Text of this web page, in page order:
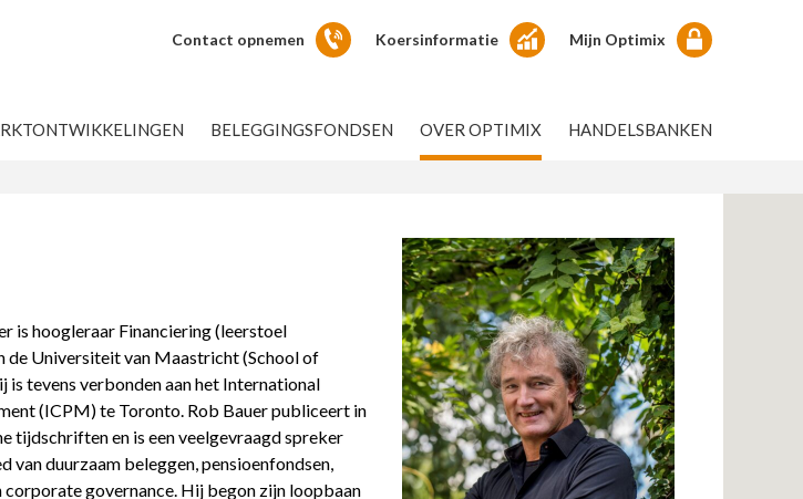
BELEGGINGSFONDSEN OVER OPTIMIX HANDELSBANKEN
Contact opnemen Koersinformatie Mijn Optimix
is hoogleraar Financiering (leerstoel
de Universiteit van Maastricht (School of
is tevens verbonden aan het International
(ICPM) te Toronto. Rob Bauer publiceert in
tijdschriften en is een veelgevraagd spreker
van duurzaam beleggen, pensioenfondsen,
corporate governance. Hij begon zijn loopbaan